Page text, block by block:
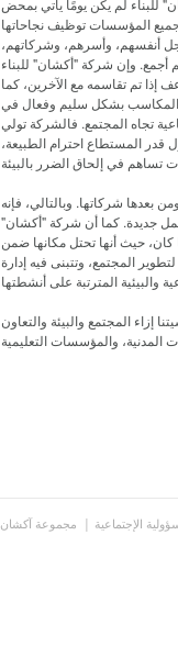
للبناء لم يكن يومًا يأتي بمحض
المؤسسات توظيف نجاحاتها
أنفسهم، وأسرهم، وشركاتهم،
أجمع. وإن شركة "أكشان" للبناء
إذا تم تقاسمه مع الآخرين، كما
المكاسب بشكل سليم وفعال في
تجاه المجتمع. فالشركة تولي
قدر المستطاع احترام الطبيعة،
بعدها شركاتها. وبالتالي، فإنه
عمل جديدة. كما أن شركة "أكشان"
كان، حيث أنها تحتل مكانها ضمن
المجتمع، وتتبنى فيه إدارة
إزاء المجتمع والبيئة والتعاون
مجموعة آكشان الإجتماعية